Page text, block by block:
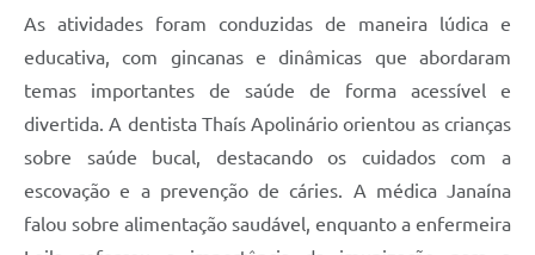
As atividades foram conduzidas de maneira lúdica e
educativa, com gincanas e dinâmicas que abordaram
temas importantes de saúde de forma acessível e
divertida. A dentista Thaís Apolinário orientou as crianças
sobre saúde bucal, destacando os cuidados com a
escovação e a prevenção de cáries. A médica Janaína
falou sobre alimentação saudável, enquanto a enfermeira